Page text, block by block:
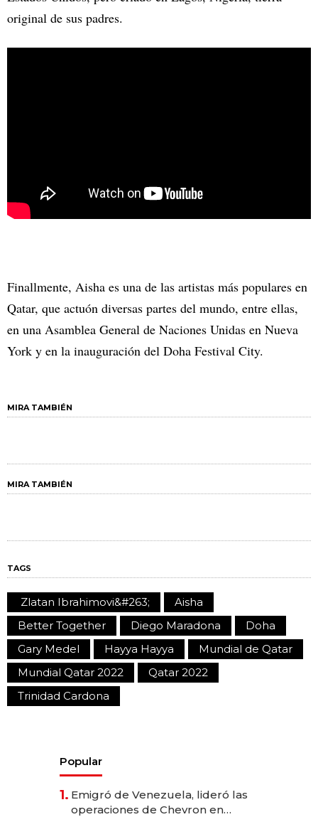
original de sus padres.
Finallmente, Aisha es una de las artistas más populares en
Qatar, que actuón diversas partes del mundo, entre ellas,
en una Asamblea General de Naciones Unidas en Nueva
York y en la inauguración del Doha Festival City.
MIRA TAMBIÉN
MIRA TAMBIÉN
TAGS
Zlatan Ibrahimovi&#263;
Aisha
Better Together
Diego Maradona
Doha
Gary Medel
Hayya Hayya
Mundial de Qatar
Mundial Qatar 2022
Qatar 2022
Trinidad Cardona
Popular
1. Emigró de Venezuela, lideró las
operaciones de Chevron en